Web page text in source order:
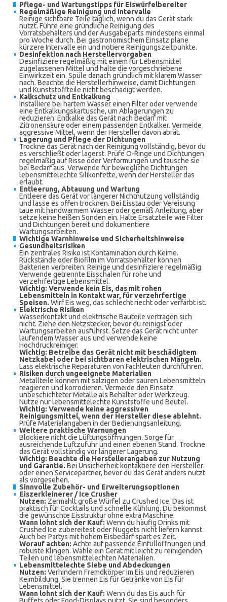
Pflege- und Wartungstipps für Eiswürfelbereiter
Regelmäßige Reinigung und Intervalle
Reinige sichtbare Teile täglich, wenn du das Gerät stark
nutzt. Führe eine gründliche Reinigung des
Vorratsbehälters und der Ausgabeparts mindestens einmal
pro Woche durch. Bei gastronomischem Einsatz plane
kürzere Intervalle ein und notiere Reinigungszeitpunkte.
Desinfektion nach Herstellervorgaben
Desinfiziere regelmäßig mit einem für Lebensmittel
zugelassenen Mittel und halte die vorgeschriebene
Einwirkzeit ein. Spüle danach gründlich mit klarem Wasser
nach. Beachte die Herstellerhinweise, damit Dichtungen
und Kunststoffteile nicht beschädigt werden.
Kalkschutz und Entkalkung
Installiere bei hartem Wasser einen Filter oder verwende
eine Entkalkungskartusche, um Ablagerungen zu
reduzieren. Entkalke das Gerät nach Bedarf mit
Zitronensäure oder einem passenden Entkalker. Vermeide
aggressive Mittel, wenn der Hersteller davon abrät.
Lagerung und Pflege der Dichtungen
Trockne das Gerät nach der Reinigung vollständig, bevor du
es verschließt oder lagerst. Prüfe O-Ringe und Dichtungen
regelmäßig auf Risse oder Verformungen und tausche sie
bei Bedarf aus. Verwende für bewegliche Dichtungen
lebensmittelechte Silikonfette, wenn der Hersteller das
erlaubt.
Entleerung, Abtauung und Wartung
Entleere das Gerät vor längerer Nichtnutzung vollständig
und lasse es offen trocknen. Bei Eisstau oder Vereisung
taue mit handwarmem Wasser oder gemäß Anleitung, aber
setze keine heißen Sonden ein. Halte Ersatzteile wie Filter
und Dichtungen bereit und dokumentiere
Wartungsarbeiten.
Wichtige Warnhinweise und Sicherheitshinweise
Gesundheitsrisiken
Ein zentrales Risiko ist Kontamination durch Keime.
Rückstände oder Biofilm im Vorratsbehälter können
Bakterien verbreiten. Reinige und desinfiziere regelmäßig.
Verwende getrennte Eisschalen für rohe und
verzehrfertige Lebensmittel.
Wichtig: Verwende kein Eis, das mit rohen
Lebensmitteln in Kontakt war, für verzehrfertige
Speisen. Wirf Eis weg, das schlecht riecht oder verfärbt ist.
Elektrische Risiken
Wasserkontakt und elektrische Bauteile vertragen sich
nicht. Ziehe den Netzstecker, bevor du reinigst oder
Wartungsarbeiten ausführst. Setze das Gerät nicht unter
laufendem Wasser aus und verwende keine
Hochdruckreiniger.
Wichtig: Betreibe das Gerät nicht mit beschädigtem
Netzkabel oder bei sichtbaren elektrischen Mängeln.
Lass elektrische Reparaturen von Fachleuten durchführen.
Risiken durch ungeeignete Materialien
Metallteile können mit salzigen oder sauren Lebensmitteln
reagieren und korrodieren. Vermeide den Einsatz
unbeschichteter Metalle als Behälter oder Werkzeug.
Nutze nur lebensmittelechte Kunststoffe und Beutel.
Wichtig: Verwende keine aggressiven
Reinigungsmittel, wenn der Hersteller diese ablehnt.
Prüfe Materialangaben in der Bedienungsanleitung.
Weitere praktische Warnungen
Blockiere nicht die Lüftungsöffnungen. Sorge für
ausreichende Luftzufuhr und einen ebenen Stand. Trockne
das Gerät vollständig vor längerer Lagerung.
Wichtig: Beachte die Herstellerangaben zur Nutzung
und Garantie. Bei Unsicherheit kontaktiere den Hersteller
oder einen Servicepartner, bevor du das Gerät anders nutzt
als vorgesehen.
Sinnvolle Zubehör- und Erweiterungsoptionen
Eiszerkleinerer / Ice Crusher
Nutzen: Zermahlt große Würfel zu Crushed Ice. Das ist
praktisch für Cocktails und schnelle Kühlung. Du bekommst
die gewünschte Eisstruktur ohne extra Maschine.
Wann lohnt sich der Kauf: Wenn du häufig Drinks mit
Crushed Ice zubereitest oder Nuggets nicht liefern kannst.
Auch bei Partys mit hohem Eisbedarf spart es Zeit.
Worauf achten: Achte auf passende Einfüllöffnungen und
robuste Klingen. Wähle ein Gerät mit leicht zu reinigenden
Teilen und lebensmittelechten Materialien.
Lebensmittelechte Siebe und Abdeckungen
Nutzen: Verhindern Fremdkörper im Eis und reduzieren
Keimbildung. Sie trennen Eis für Getränke von Eis für
Lebensmittel.
Wann lohnt sich der Kauf: Wenn du das Eis auch für